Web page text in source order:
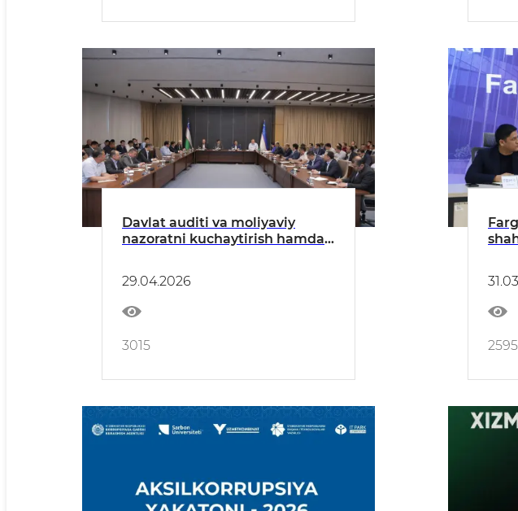
Davlat auditi va moliyaviy
nazoratni kuchaytirish hamda
29.04.2026
3015 2595